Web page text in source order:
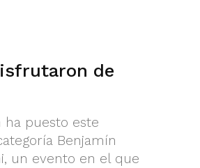
de
ha puesto este
Benjamín
un evento en el que